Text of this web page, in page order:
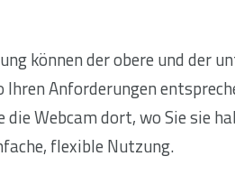
können der obere und der
Anforderungen
Webcam dort, wo Sie sie
flexible Nutzung.